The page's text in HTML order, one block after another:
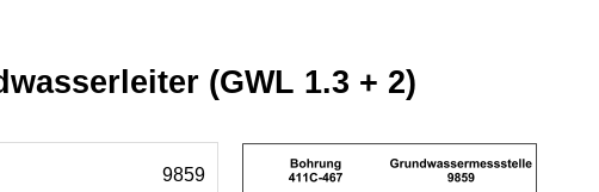
(GWL 1.3 + 2)
9859